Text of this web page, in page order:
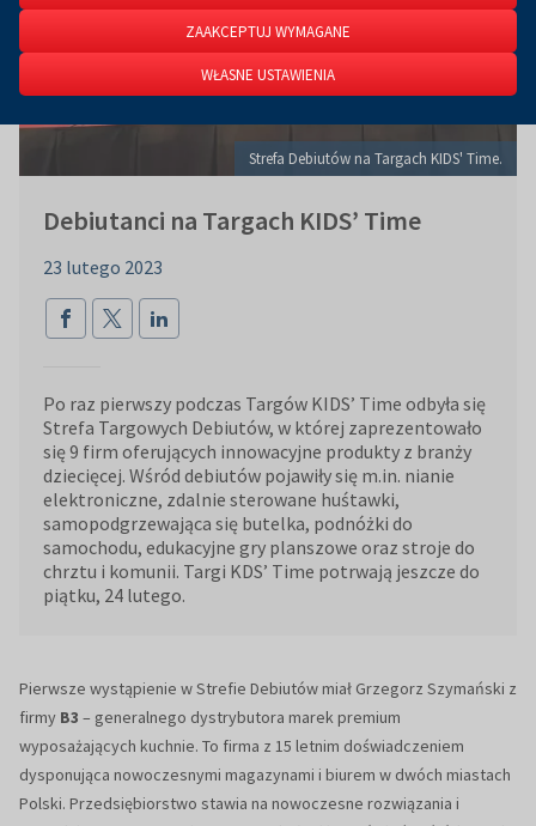
Strefa Debiutów na Targach KIDS' Time.
Debiutanci na Targach KIDS’ Time
23 lutego 2023
Po raz pierwszy podczas Targów KIDS’ Time odbyła się
Strefa Targowych Debiutów, w której zaprezentowało
się 9 firm oferujących innowacyjne produkty z branży
dziecięcej. Wśród debiutów pojawiły się m.in. nianie
elektroniczne, zdalnie sterowane huśtawki,
samopodgrzewająca się butelka, podnóżki do
samochodu, edukacyjne gry planszowe oraz stroje do
chrztu i komunii. Targi KDS’ Time potrwają jeszcze do
piątku, 24 lutego.
Pierwsze wystąpienie w Strefie Debiutów miał Grzegorz Szymański z
firmy B3 – generalnego dystrybutora marek premium
wyposażających kuchnie. To firma z 15 letnim doświadczeniem
dysponująca nowoczesnymi magazynami i biurem w dwóch miastach
Polski. Przedsiębiorstwo stawia na nowoczesne rozwiązania i
ZAAKCEPTUJ WYMAGANE
WŁASNE USTAWIENIA